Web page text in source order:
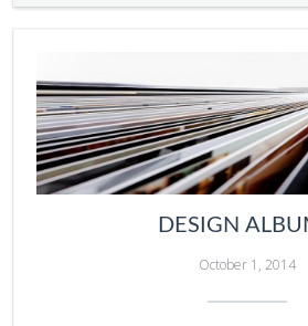
DESIGN
October 1, 2014